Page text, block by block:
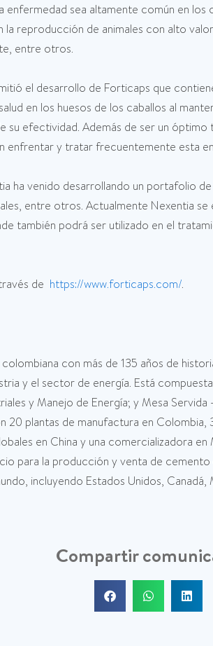
sea altamente común en
reproducción de animales con alto
entre otros.
el desarrollo de Forticaps que
en los huesos de los caballos al
su efectividad. Además de ser un
enfrentar y tratar frecuentemente esta
ha venido desarrollando un portafolio
entre otros. Actualmente Nexentia
también podrá ser utilizado en el
de https://www.forticaps.com/.
con más de 135 años de
y el sector de energía. Está
y Manejo de Energía; y Mesa
plantas de manufactura en
en China y una comercializadora
para la producción y venta de
incluyendo Estados Unidos,
Compartir